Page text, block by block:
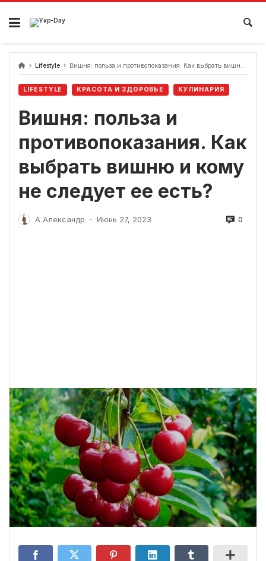
перейти
содержанию
Lifestyle Вишня: польза и противопоказания. Как выбрать вишню и кому не следует ее есть?
LIFESTYLE КРАСОТА И ЗДОРОВЬЕ КУЛИНАРИЯ
Вишня: польза и
противопоказания. Как
выбрать вишню и кому
не следует ее есть?
А Александр - Июнь 27, 2023 0